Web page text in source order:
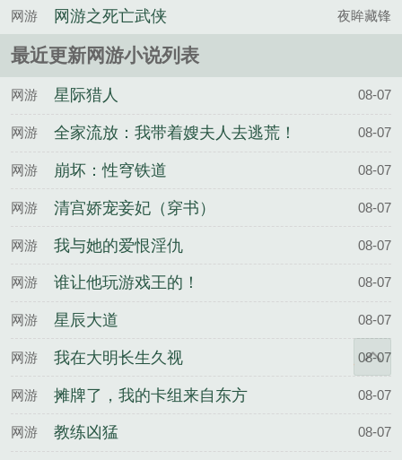
声
网游 网游之死亡武侠 夜眸藏锋
最近更新网游小说列表
网游 星际猎人 08-07
网游 全家流放：我带着嫂夫人去逃荒！ 08-07
网游 崩坏：性穹铁道 08-07
网游 清宫娇宠妾妃（穿书） 08-07
网游 我与她的爱恨淫仇 08-07
网游 谁让他玩游戏王的！ 08-07
网游 星辰大道 08-07
网游 我在大明长生久视 08-07
网游 摊牌了，我的卡组来自东方 08-07
网游 教练凶猛 08-07